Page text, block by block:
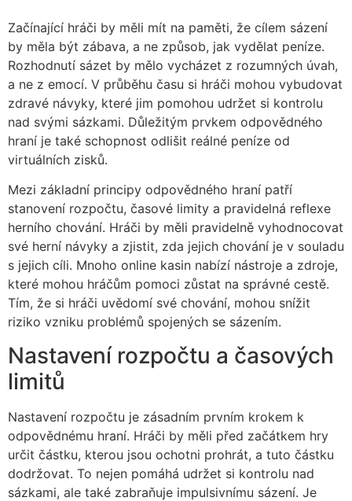
Začínající hráči by měli mít na paměti, že cílem sázení
by měla být zábava, a ne způsob, jak vydělat peníze.
Rozhodnutí sázet by mělo vycházet z rozumných úvah,
a ne z emocí. V průběhu času si hráči mohou vybudovat
zdravé návyky, které jim pomohou udržet si kontrolu
nad svými sázkami. Důležitým prvkem odpovědného
hraní je také schopnost odlišit reálné peníze od
virtuálních zisků.
Mezi základní principy odpovědného hraní patří
stanovení rozpočtu, časové limity a pravidelná reflexe
herního chování. Hráči by měli pravidelně vyhodnocovat
své herní návyky a zjistit, zda jejich chování je v souladu
s jejich cíli. Mnoho online kasin nabízí nástroje a zdroje,
které mohou hráčům pomoci zůstat na správné cestě.
Tím, že si hráči uvědomí své chování, mohou snížit
riziko vzniku problémů spojených se sázením.
Nastavení rozpočtu a časových
limitů
Nastavení rozpočtu je zásadním prvním krokem k
odpovědnému hraní. Hráči by měli před začátkem hry
určit částku, kterou jsou ochotni prohrát, a tuto částku
dodržovat. To nejen pomáhá udržet si kontrolu nad
sázkami, ale také zabraňuje impulsivnímu sázení. Je